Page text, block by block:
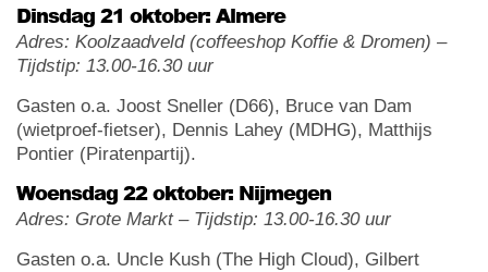
Dinsdag 21 oktober: Almere
Adres: Koolzaadveld (coffeeshop Koffie & Dromen) –
Tijdstip: 13.00-16.30 uur
Gasten o.a. Joost Sneller (D66), Bruce van Dam
(wietproef-fietser), Dennis Lahey (MDHG), Matthijs
Pontier (Piratenpartij).
Woensdag 22 oktober: Nijmegen
Adres: Grote Markt – Tijdstip: 13.00-16.30 uur
Gasten o.a. Uncle Kush (The High Cloud), Gilbert